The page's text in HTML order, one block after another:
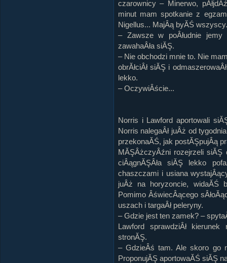
czarownicy – Minerwo,
minut mam spotkanie z
Nigellus... MajÂą byĂŚ wszyscy.
– Zawsze w poÂłudnie
zawahaÂła siĂŞ.
– Nie obchodzi mnie to. Nie
obrĂłciÂł siĂŞ i
lekko.
– OczywiÂście...
Norris i Lawford aportowali
Norris nalegaÂł juÂż od
przekonaĂŚ, jak postĂŞpujÂą
MĂŞÂżczyÂźni rozejrzeli siĂŞ
ciÂągnĂŞÂła siĂŞ lekko
chaszczami i usiana
juÂż na horyzoncie, widaĂŚ
Pomimo ÂświecÂącego
uszach i targaÂł peleryny.
– Gdzie jest ten zamek? –
Lawford sprawdziÂł
stronĂŞ.
– GdzieÂś tam. Ale skoro go
ProponujĂŞ aportowaĂŚ siĂŞ